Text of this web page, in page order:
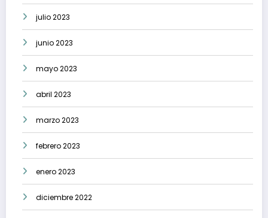
julio 2023
junio 2023
mayo 2023
abril 2023
marzo 2023
febrero 2023
enero 2023
diciembre 2022